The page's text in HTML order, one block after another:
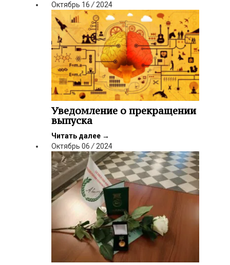
Октябрь 16 / 2024
Уведомление о прекращении
выпуска
Читать далее →
Октябрь 06 / 2024